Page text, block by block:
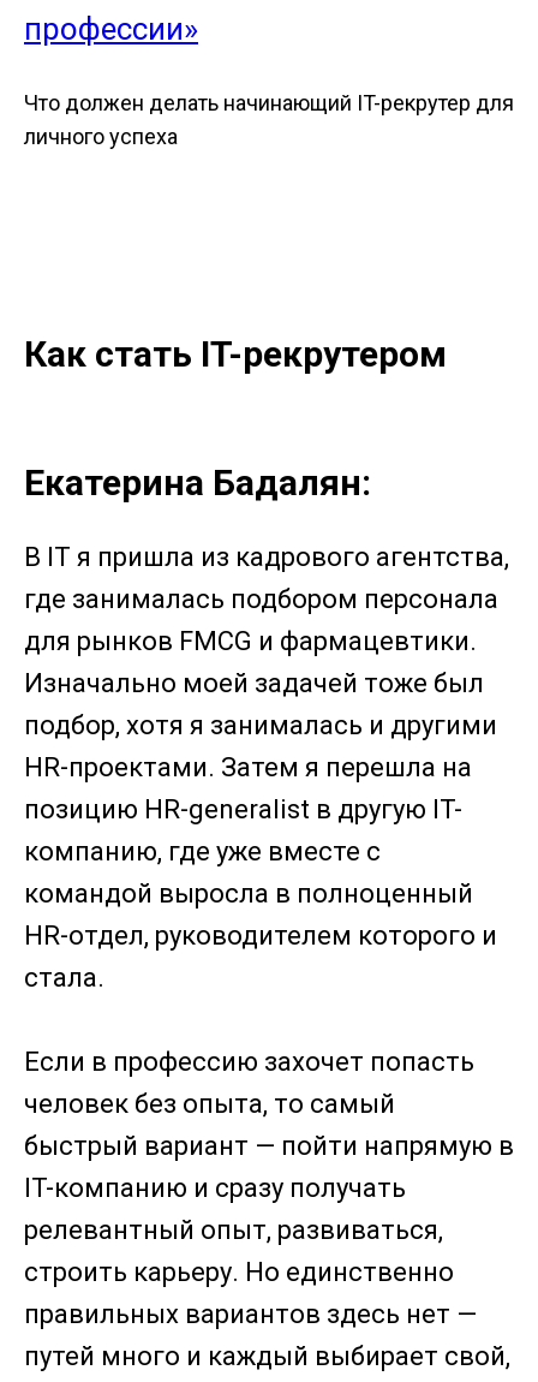
профессии»
Что должен делать начинающий IT-рекрутер для
личного успеха
Как стать IT-рекрутером
Екатерина Бадалян:
В IT я пришла из кадрового агентства,
где занималась подбором персонала
для рынков FMCG и фармацевтики.
Изначально моей задачей тоже был
подбор, хотя я занималась и другими
HR-проектами. Затем я перешла на
позицию HR-generalist в другую IT-
компанию, где уже вместе с
командой выросла в полноценный
HR-отдел, руководителем которого и
стала.
Если в профессию захочет попасть
человек без опыта, то самый
быстрый вариант — пойти напрямую в
IT-компанию и сразу получать
релевантный опыт, развиваться,
строить карьеру. Но единственно
правильных вариантов здесь нет —
путей много и каждый выбирает свой,